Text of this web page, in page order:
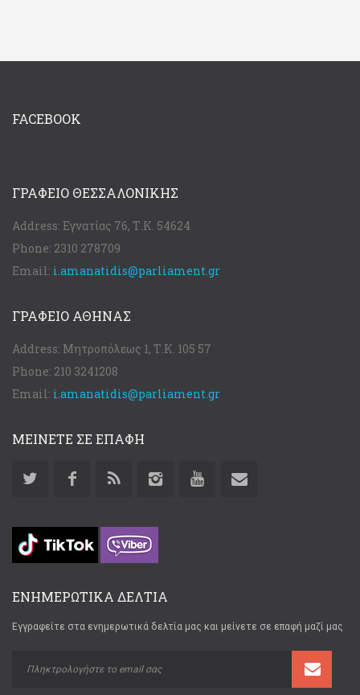
FACEBOOK
ΓΡΑΦΕΊΟ ΘΕΣΣΑΛΟΝΊΚΗΣ
Address: Εγνατίας 76, Τ.Κ. 54624
Phone: 2310 278709
Email: i.amanatidis@parliament.gr
ΓΡΑΦΕΊΟ ΑΘΉΝΑΣ
Address: Μητροπόλεως 1, Τ.Κ. 105 57
Phone: 210 3241208
Email: i.amanatidis@parliament.gr
ΜΕΙΝΕΤΕ ΣΕ ΕΠΑΦΗ
ΕΝΗΜΕΡΩΤΙΚΑ ΔΕΛΤΙΑ
Εγγραφείτε στα ενημερωτικά δελτία μας και μείνετε σε επαφή μαζί μας